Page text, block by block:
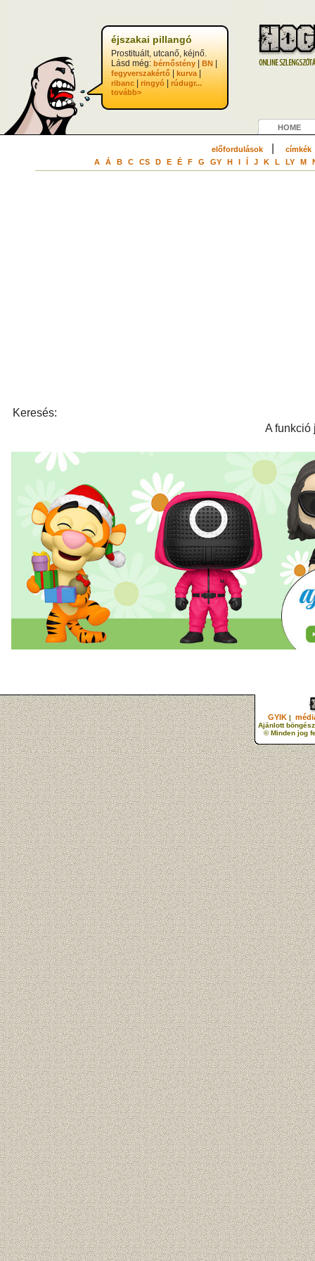
éjszakai pillangó
Prostituált, utcanő, kéjnő.
Lásd még: bérnőstény BN
fegyverszakértő kurva|
ribanc ringyó
rúdugr...
tovább>
HOME
előfordulások| címkék
A Á B C CS D E É F G GY H I Í J K L LY M
Keresés:
A funkció
GYIK |
Ajánlott
© Minden jog